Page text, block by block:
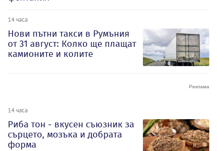
14 часа
Нови пътни такси в Румъния
от 31 август: Колко ще плащат
камионите и колите
14 часа
Риба тон - вкусен съюзник за
сърцето, мозъка и добрата
форма